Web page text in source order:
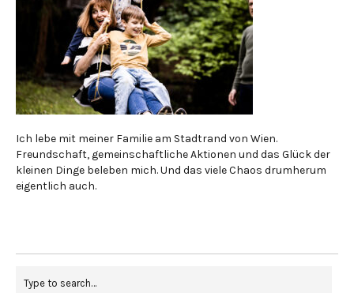
Ich lebe mit meiner Familie am Stadtrand von Wien.
Freundschaft, gemeinschaftliche Aktionen und das Glück der
kleinen Dinge beleben mich. Und das viele Chaos drumherum
eigentlich auch.